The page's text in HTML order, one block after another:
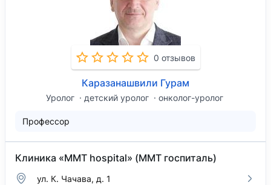
0 отзывов
Каразанашвили Гурам
Уролог детский уролог онколог-уролог
Профессор
Клиника «MMT hospital» (ММТ госпиталь)
ул. К. Чачава, д. 1